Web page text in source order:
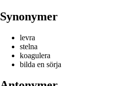
Synonymer
levra
stelna
koagulera
bilda en sörja